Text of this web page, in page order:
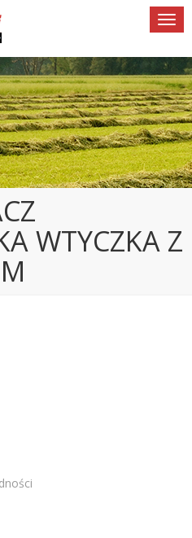
WTYCZKA Z